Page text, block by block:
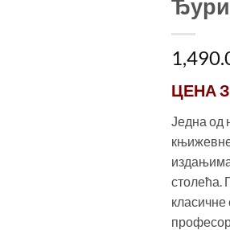
ЦЕНА
Једна од
књижевне
столећа.
класичне